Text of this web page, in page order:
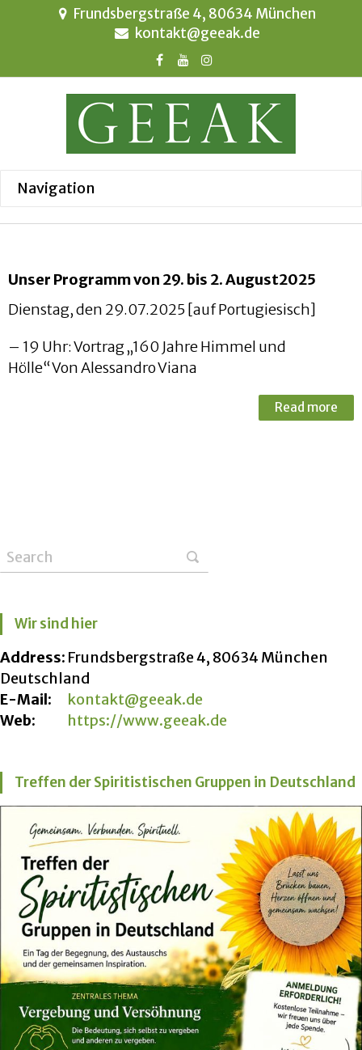
Frundsbergstraße 4, 80634 München
kontakt@geeak.de
Unser Programm von 29. bis 2. August2025
Dienstag, den 29.07.2025 [auf Portugiesisch]
– 19 Uhr: Vortrag „160 Jahre Himmel und
Hölle“ Von Alessandro Viana
Read more
Wir sind hier
Address: Frundsbergstraße 4, 80634 München
Deutschland
E-Mail:
kontakt@geeak.de
Web:
https://www.geeak.de
Treffen der Spiritistischen Gruppen in Deutschland